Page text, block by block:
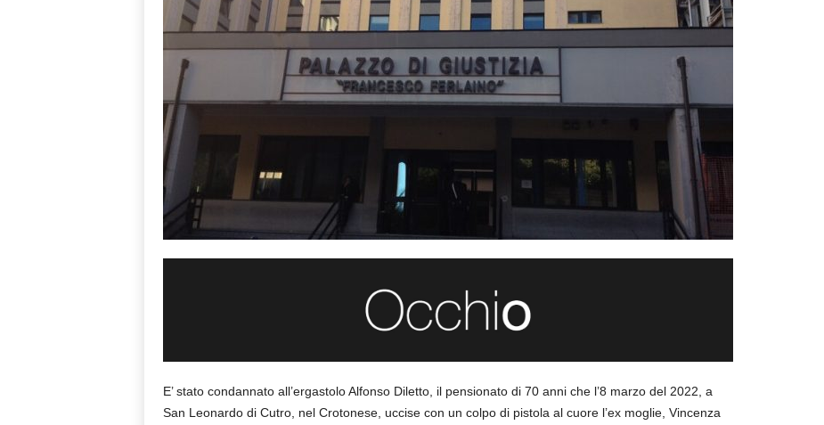
E’ stato condannato all’ergastolo Alfonso Diletto, il pensionato di 70 anni che l’8 marzo del 2022, a
San Leonardo di Cutro, nel Crotonese, uccise con un colpo di pistola al cuore l’ex moglie, Vincenza